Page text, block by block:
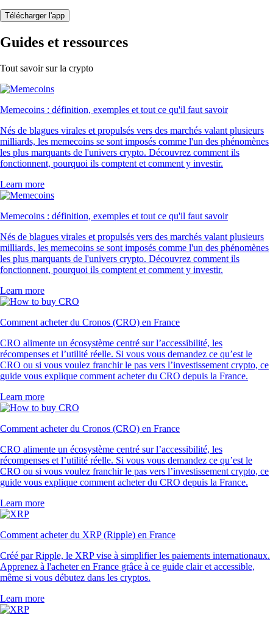
Télécharger l'app
Guides et ressources
Tout savoir sur la crypto
Memecoins : définition, exemples et tout ce qu'il faut savoir
Nés de blagues virales et propulsés vers des marchés valant plusieurs
milliards, les memecoins se sont imposés comme l'un des phénomènes
les plus marquants de l'univers crypto. Découvrez comment ils
fonctionnent, pourquoi ils comptent et comment y investir.
Learn more
Memecoins : définition, exemples et tout ce qu'il faut savoir
Nés de blagues virales et propulsés vers des marchés valant plusieurs
milliards, les memecoins se sont imposés comme l'un des phénomènes
les plus marquants de l'univers crypto. Découvrez comment ils
fonctionnent, pourquoi ils comptent et comment y investir.
Learn more
Comment acheter du Cronos (CRO) en France
CRO alimente un écosystème centré sur l’accessibilité, les
récompenses et l’utilité réelle. Si vous vous demandez ce qu’est le
CRO ou si vous voulez franchir le pas vers l’investissement crypto, ce
guide vous explique comment acheter du CRO depuis la France.
Learn more
Comment acheter du Cronos (CRO) en France
CRO alimente un écosystème centré sur l’accessibilité, les
récompenses et l’utilité réelle. Si vous vous demandez ce qu’est le
CRO ou si vous voulez franchir le pas vers l’investissement crypto, ce
guide vous explique comment acheter du CRO depuis la France.
Learn more
Comment acheter du XRP (Ripple) en France
Créé par Ripple, le XRP vise à simplifier les paiements internationaux.
Apprenez à l'acheter en France grâce à ce guide clair et accessible,
même si vous débutez dans les cryptos.
Learn more